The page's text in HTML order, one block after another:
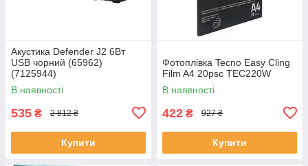
Акустика Defender J2 6Вт
USB чорний (65962)
(7125944)
В наявності
535 ₴ 2 812 ₴
Купити
Фотоплівка Tecno Easy Cling
Film A4 20psc TEC220W
В наявності
422 ₴ 927 ₴
Купити